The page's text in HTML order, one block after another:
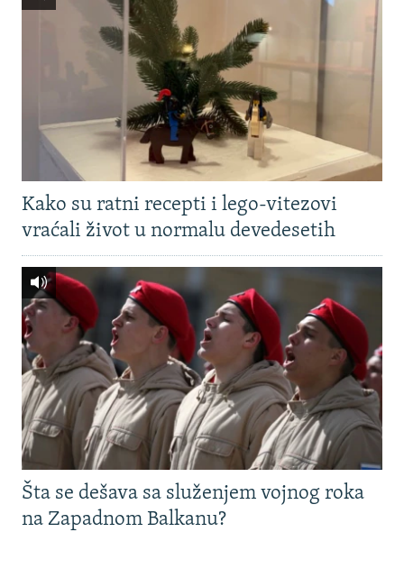
Kako su ratni recepti i lego-vitezovi
vraćali život u normalu devedesetih
Šta se dešava sa služenjem vojnog roka
na Zapadnom Balkanu?